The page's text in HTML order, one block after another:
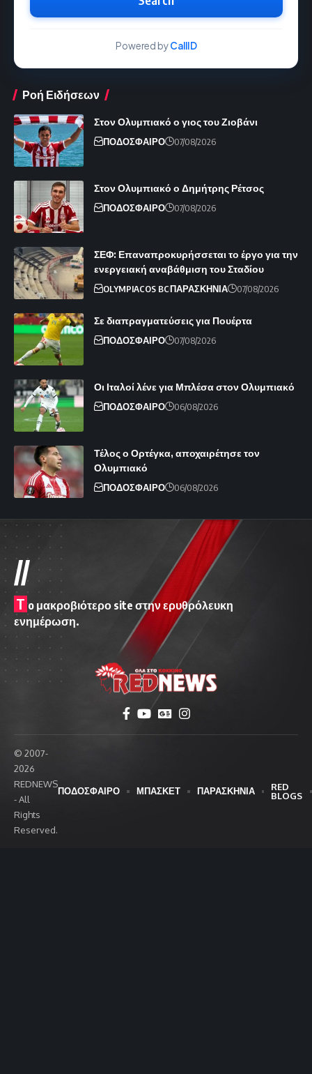
Powered byCallID
Ροή Ειδήσεων
Στον Ολυμπιακό ο γιος του Ζιοβάνι
ΠΟΔΟΣΦΑΙΡΟ 07/08/2026
Στον Ολυμπιακό ο Δημήτρης Ρέτσος
ΠΟΔΟΣΦΑΙΡΟ 07/08/2026
ΣΕΦ: Επαναπροκυρήσσεται το έργο για την
ενεργειακή αναβάθμιση του Σταδίου
OLYMPIACOS BCΠΑΡΑΣΚΗΝΙΑ 07/08/2026
Σε διαπραγματεύσεις για Πουέρτα
ΠΟΔΟΣΦΑΙΡΟ 07/08/2026
Οι Ιταλοί λένε για Μπλέσα στον Ολυμπιακό
ΠΟΔΟΣΦΑΙΡΟ 06/08/2026
Τέλος ο Ορτέγκα, αποχαιρέτησε τον
Ολυμπιακό
ΠΟΔΟΣΦΑΙΡΟ 06/08/2026
//
T o μακροβιότερο site στην ερυθρόλευκη
ενημέρωση.
© 2007-
2026
REDNEWS
- All
Rights
Reserved.
ΠΟΔΟΣΦΑΙΡΟ ΜΠΑΣΚΕΤ ΠΑΡΑΣΚΗΝΙΑ
RED
BLOGS